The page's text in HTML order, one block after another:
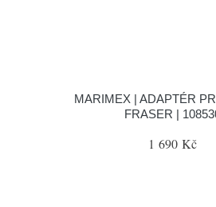
MARIMEX | ADAPTÉR
FRASER |
1 690 Kč